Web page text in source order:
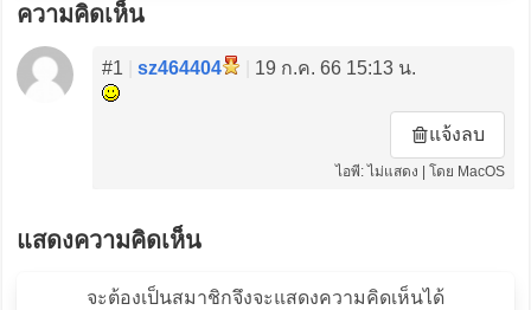
ความคิดเห็น
#1 sz464404 19 ก.ค. 66 15:13 น.
แจ้งลบ
ไอพี: ไม่แสดง | โดย MacOS
แสดงความคิดเห็น
จะต้องเป็นสมาชิกจึงจะแสดงความคิดเห็นได้